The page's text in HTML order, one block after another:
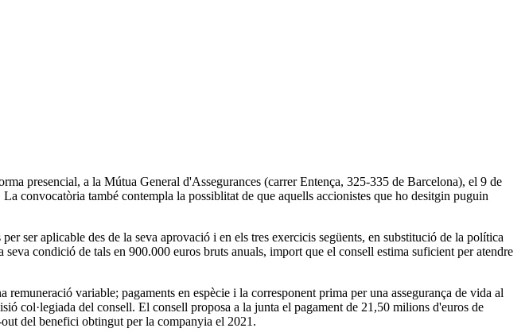
presencial, a la Mútua General d'Assegurances (carrer Entença, 325-335 de Barcelona), el 9 de
convocatòria també contempla la possiblitat de que aquells accionistes que ho desitgin puguin
ser aplicable des de la seva aprovació i en els tres exercicis següents, en substitució de la política
condició de tals en 900.000 euros bruts anuals, import que el consell estima suficient per atendre
variable; pagaments en espècie i la corresponent prima per una assegurança de vida al
col·legiada del consell. El consell proposa a la junta el pagament de 21,50 milions d'euros de
del benefici obtingut per la companyia el 2021.